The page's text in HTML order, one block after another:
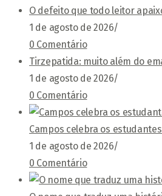
O defeito que todo leitor
1 de agosto de 2026/
0 Comentário
Tirzepatida: muito além do
1 de agosto de 2026/
0 Comentário
Campos celebra os
1 de agosto de 2026/
0 Comentário